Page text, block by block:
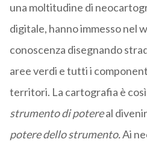
una moltitudine di
digitale, hanno immesso nel
conoscenza disegnando
aree verdi e tutti i
territori. La cartografia è così
strumento di potereal
potere dello strumento.Ai